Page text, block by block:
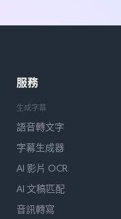
服務
生成字幕
語音轉文字
字幕生成器
AI 影片 OCR
AI 文稿匹配
音訊轉寫